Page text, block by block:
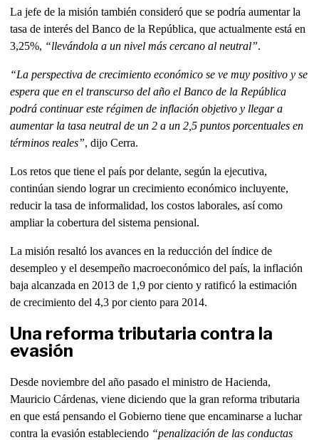
La jefe de la misión también consideró que se podría aumentar la
tasa de interés del Banco de la República, que actualmente está en
3,25%, “llevándola a un nivel más cercano al neutral”.
“La perspectiva de crecimiento económico se ve muy positivo y se
espera que en el transcurso del año el Banco de la República
podrá continuar este régimen de inflación objetivo y llegar a
aumentar la tasa neutral de un 2 a un 2,5 puntos porcentuales en
términos reales”, dijo Cerra.
Los retos que tiene el país por delante, según la ejecutiva,
continúan siendo lograr un crecimiento económico incluyente,
reducir la tasa de informalidad, los costos laborales, así como
ampliar la cobertura del sistema pensional.
La misión resaltó los avances en la reducción del índice de
desempleo y el desempeño macroeconómico del país, la inflación
baja alcanzada en 2013 de 1,9 por ciento y ratificó la estimación
de crecimiento del 4,3 por ciento para 2014.
Una reforma tributaria contra la
evasión
Desde noviembre del año pasado el ministro de Hacienda,
Mauricio Cárdenas, viene diciendo que la gran reforma tributaria
en que está pensando el Gobierno tiene que encaminarse a luchar
contra la evasión estableciendo “penalización de las conductas